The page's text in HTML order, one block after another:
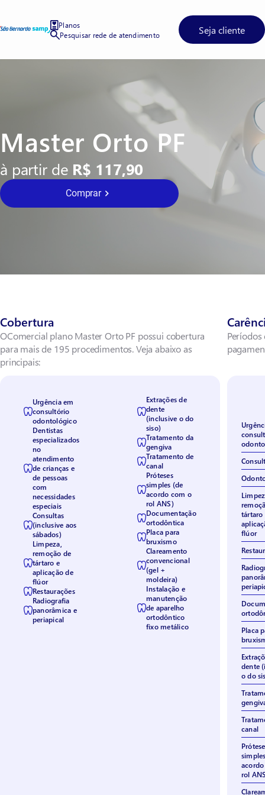
Planos
Pesquisar rede de atendimento
Seja cliente
Master Orto PF
à partir de R$ 117,90
Comprar
Cobertura
OComercial plano Master Orto PF possui cobertura
para mais de 195 procedimentos. Veja abaixo as
principais:
Urgência em
consultório
odontológico
Dentistas
especializados
no
atendimento
de crianças e
de pessoas
com
necessidades
especiais
Consultas
(inclusive aos
sábados)
Limpeza,
remoção de
tártaro e
aplicação de
flúor
Restaurações
Radiografia
panorâmica e
periapical
Extrações de
dente
(inclusive o do
siso)
Tratamento da
gengiva
Tratamento de
canal
Próteses
simples (de
acordo com o
rol ANS)
Documentação
ortodôntica
Placa para
bruxismo
Clareamento
convencional
(gel +
moldeira)
Instalação e
manutenção
de aparelho
ortodôntico
fixo metálico
tártaro
flúor
Placa
dente
o do
canal
rol